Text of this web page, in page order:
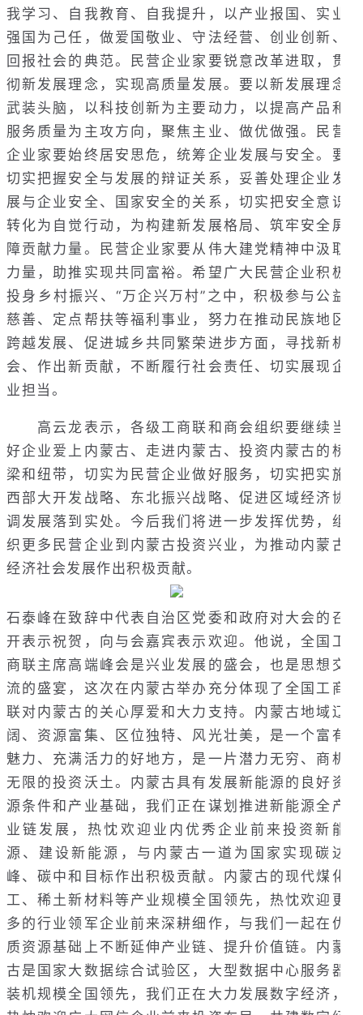
我学习、自我教育、自我提升，以产业报国、实业
强国为己任，做爱国敬业、守法经营、创业创新、
回报社会的典范。民营企业家要锐意改革进取，贯
彻新发展理念，实现高质量发展。要以新发展理念
武装头脑，以科技创新为主要动力，以提高产品和
服务质量为主攻方向，聚焦主业、做优做强。民营
企业家要始终居安思危，统筹企业发展与安全。要
切实把握安全与发展的辩证关系，妥善处理企业发
展与企业安全、国家安全的关系，切实把安全意识
转化为自觉行动，为构建新发展格局、筑牢安全屏
障贡献力量。民营企业家要从伟大建党精神中汲取
力量，助推实现共同富裕。希望广大民营企业积极
投身乡村振兴、“万企兴万村”之中，积极参与公益
慈善、定点帮扶等福利事业，努力在推动民族地区
跨越发展、促进城乡共同繁荣进步方面，寻找新机
会、作出新贡献，不断履行社会责任、切实展现企
业担当。
高云龙表示，各级工商联和商会组织要继续当
好企业爱上内蒙古、走进内蒙古、投资内蒙古的桥
梁和纽带，切实为民营企业做好服务，切实把实施
西部大开发战略、东北振兴战略、促进区域经济协
调发展落到实处。今后我们将进一步发挥优势，组
织更多民营企业到内蒙古投资兴业，为推动内蒙古
经济社会发展作出积极贡献。
石泰峰在致辞中代表自治区党委和政府对大会的召
开表示祝贺，向与会嘉宾表示欢迎。他说，全国工
商联主席高端峰会是兴业发展的盛会，也是思想交
流的盛宴，这次在内蒙古举办充分体现了全国工商
联对内蒙古的关心厚爱和大力支持。内蒙古地域辽
阔、资源富集、区位独特、风光壮美，是一个富有
魅力、充满活力的好地方，是一片潜力无穷、商机
无限的投资沃土。内蒙古具有发展新能源的良好资
源条件和产业基础，我们正在谋划推进新能源全产
业链发展，热忱欢迎业内优秀企业前来投资新能
源、建设新能源，与内蒙古一道为国家实现碳达
峰、碳中和目标作出积极贡献。内蒙古的现代煤化
工、稀土新材料等产业规模全国领先，热忱欢迎更
多的行业领军企业前来深耕细作，与我们一起在优
质资源基础上不断延伸产业链、提升价值链。内蒙
古是国家大数据综合试验区，大型数据中心服务器
装机规模全国领先，我们正在大力发展数字经济，